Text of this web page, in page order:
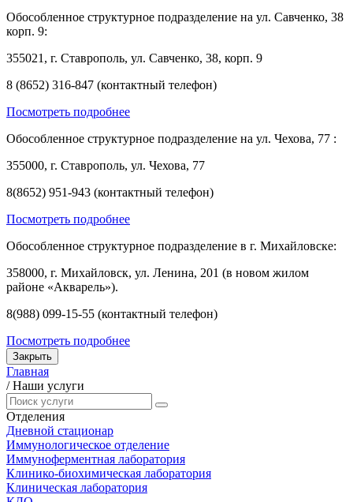
Обособленное структурное подразделение на ул. Савченко, 38
корп. 9:
355021, г. Ставрополь, ул. Савченко, 38, корп. 9
8 (8652) 316-847 (контактный телефон)
Посмотреть подробнее
Обособленное структурное подразделение на ул. Чехова, 77 :
355000, г. Ставрополь, ул. Чехова, 77
8(8652) 951-943 (контактный телефон)
Посмотреть подробнее
Обособленное структурное подразделение в г. Михайловске:
358000, г. Михайловск, ул. Ленина, 201 (в новом жилом
районе «Акварель»).
8(988) 099-15-55 (контактный телефон)
Посмотреть подробнее
Закрыть
Главная
/ Наши услуги
Отделения
Дневной стационар
Иммунологическое отделение
Иммуноферментная лаборатория
Клинико-биохимическая лаборатория
Клиническая лаборатория